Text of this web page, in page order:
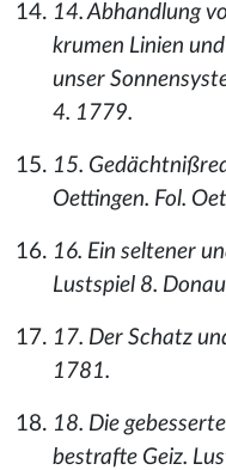
14. Abhandlung
krumen Linien
unser
4. 1779.
15.
Oettingen. Fol.
16. Ein seltener
Lustspiel 8.
17. Der Schatz
1781.
18. Die
bestrafte Geiz.